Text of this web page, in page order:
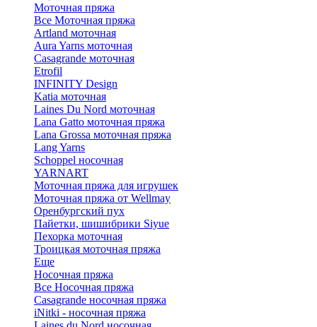
Моточная пряжа
Все Моточная пряжа
Artland моточная
Aura Yarns моточная
Casagrande моточная
Etrofil
INFINITY Design
Katia моточная
Laines Du Nord моточная
Lana Gatto моточная пряжа
Lana Grossa моточная пряжа
Lang Yarns
Schoppel носочная
YARNART
Моточная пряжа для игрушек
Моточная пряжа от Wellmay
Оренбургский пух
Пайетки, шишибрики Siyue
Пехорка моточная
Троицкая моточная пряжа
Еще
Носочная пряжа
Все Носочная пряжа
Casagrande носочная пряжа
iNitki - носочная пряжа